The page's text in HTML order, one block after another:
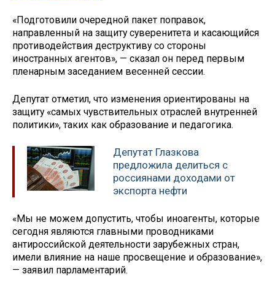
«Подготовили очередной пакет поправок,
направленный на защиту суверенитета и касающийся
противодействия деструктиву со стороны
иностранных агентов», — сказал он перед первым
пленарным заседанием весенней сессии.
Депутат отметил, что изменения ориентированы на
защиту «самых чувствительных отраслей внутренней
политики», таких как образование и педагогика.
Депутат Глазкова
предложила делиться с
россиянами доходами от
экспорта нефти
«Мы не можем допустить, чтобы иноагенты, которые
сегодня являются главными проводниками
антироссийской деятельности зарубежных стран,
имели влияние на наше просвещение и образование»,
— заявил парламентарий.